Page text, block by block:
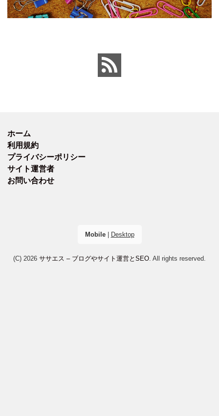
ホーム
利用規約
プライバシーポリシー
サイト運営者
お問い合わせ
Mobile| Desktop
(C) 2026 ササエス – ブログやサイト運営とSEO . All rights reserved.